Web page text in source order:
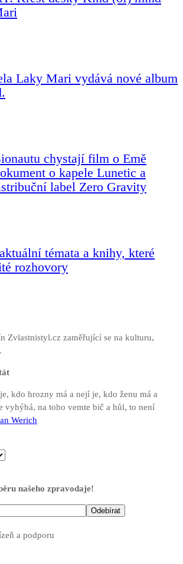
Laky Mari vydává nové album
chystají film o Emě
o kapele Lunetic a
label Zero Gravity
témata a knihy, které
rozhovory
Zvlastnistyl.cz zaměřující se na kulturu,
kdo hrozny má a nejí je, kdo ženu má a
vyhýbá, na toho vemte bič a hůl, to není
Werich
našeho zpravodaje!
a podporu